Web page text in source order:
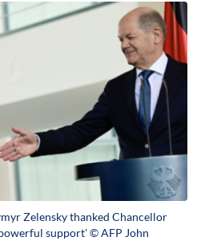
Zelensky thanked Chancellor
support' © AFP John